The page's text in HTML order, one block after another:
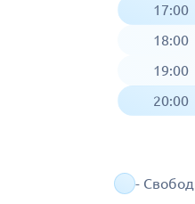
17:00
18:00
19:00
20:00
-